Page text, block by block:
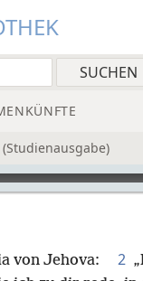
von Jehova: 2